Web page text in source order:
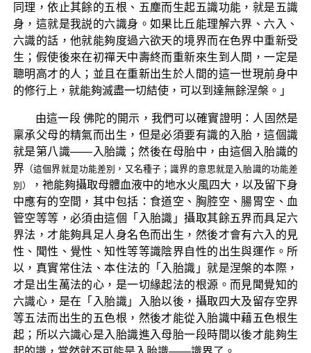
同理，依止其餘的五根、五塵而生起五識功能，就是五識
身，這就是我説的六識身。如果比丘能理解六界、六入、
六識的話，他就能夠度過六欲天的境界而在色界中重新受
生；假使後來在初禪天中壽終而重新來生到人間，一定是
聰明高才的人；並且在重新出生於人間的這一世現前身中
的修行上，就能夠滅盡一切結使，可以到達無餘涅槃。」
由這一段 佛陀的開示，我們可以確實證明：人固然是
稟承父母的精氣而出生，但是必須要有識的入胎，這個識
就是第八識——入胎識；然後在母胎中，由這個入胎識的
界 （這個界就是功能差別，又名種子；識界的意思就是入胎識的功能差
別）
，祂能夠攝取母體血液中的地水火風四大，以及留下身
中應有的空間，其中包括：食道空、胸腔空、腸胃空、血
管空等等，必須由這個「入胎識」攝取其餘五界而具足六
界法，才能夠具足人身名色而出生，然後才會有六入的見
性、聞性、覺性、知性等等識陰界自性的出生與運作。所
以，真實常住法、本住法的「入胎識」就是涅槃的本際，
才是出生萬法的心，是一切緣起法的根源。而見聞覺知的
六識心，是在「入胎識」入胎以後，攝取四大及留存空界
等五法而出生的五色根，然後才能從入胎識中藉五色根生
起；所以六識心是入胎識進入母胎一段時間以後才能夠生